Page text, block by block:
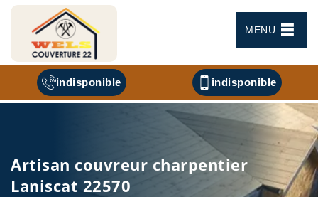
MENU
indisponible indisponible
Artisan couvreur charpentier
Laniscat 22570